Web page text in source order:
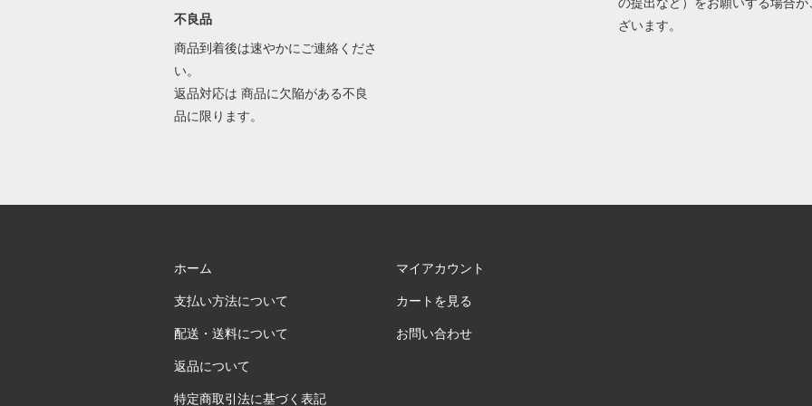
不良品
商品到着後は速やかにご連絡くださ
い。
返品対応は 商品に欠陥がある不良
品に限ります。
ざいます。
ホーム
支払い方法について
配送・送料について
返品について
特定商取引法に基づく表記
マイアカウント
カートを見る
お問い合わせ